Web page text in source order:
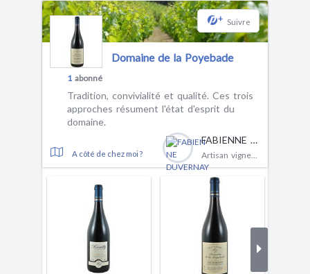
+ Suivre
Domaine de la Poyebade
1abonné
Tradition, convivialité et qualité. Ces trois
approches résument l'état d'esprit du
domaine.
A côté de chez moi ?
FABIENNE DUVERNAY